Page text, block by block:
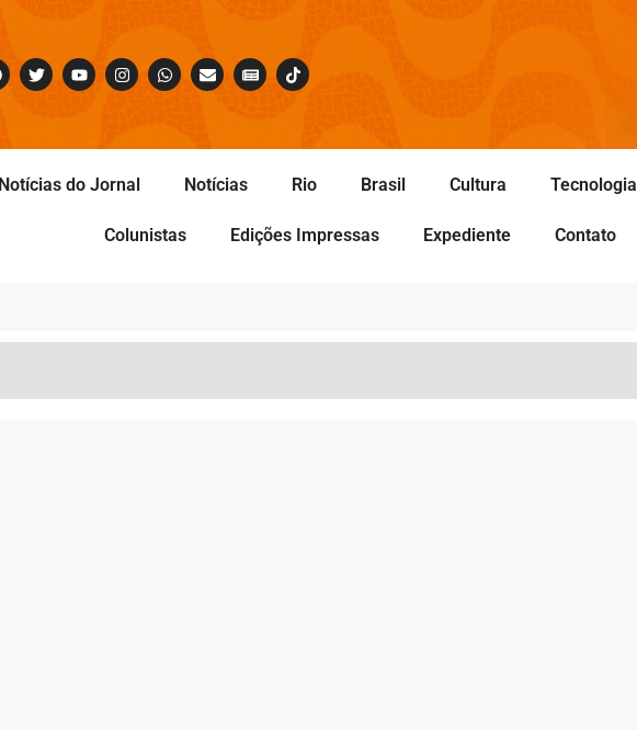
Notícias do Jornal Notícias Rio Brasil Cultura Tecnologia
Colunistas Edições Impressas Expediente Contato